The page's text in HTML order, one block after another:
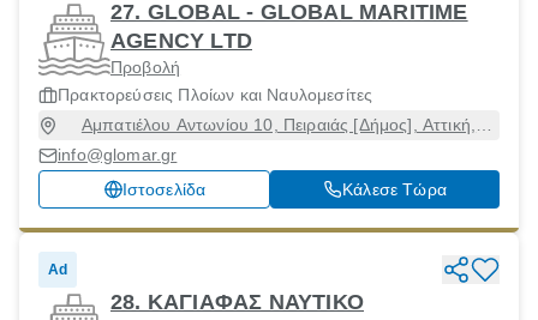
27. GLOBAL - GLOBAL MARITIME
AGENCY LTD
Προβολή
Πρακτορεύσεις Πλοίων και Ναυλομεσίτες
Αμπατιέλου Αντωνίου 10, Πειραιάς [Δήμος], Αττική,
info@glomar.gr
Ιστοσελίδα
Κάλεσε Τώρα
Ad
28. ΚΑΓΙΑΦΑΣ ΝΑΥΤΙΚΟ